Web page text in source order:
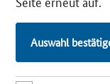
Auswahl
Anschließend geben
Betrieben weitere
Umsetzung von
die systematische